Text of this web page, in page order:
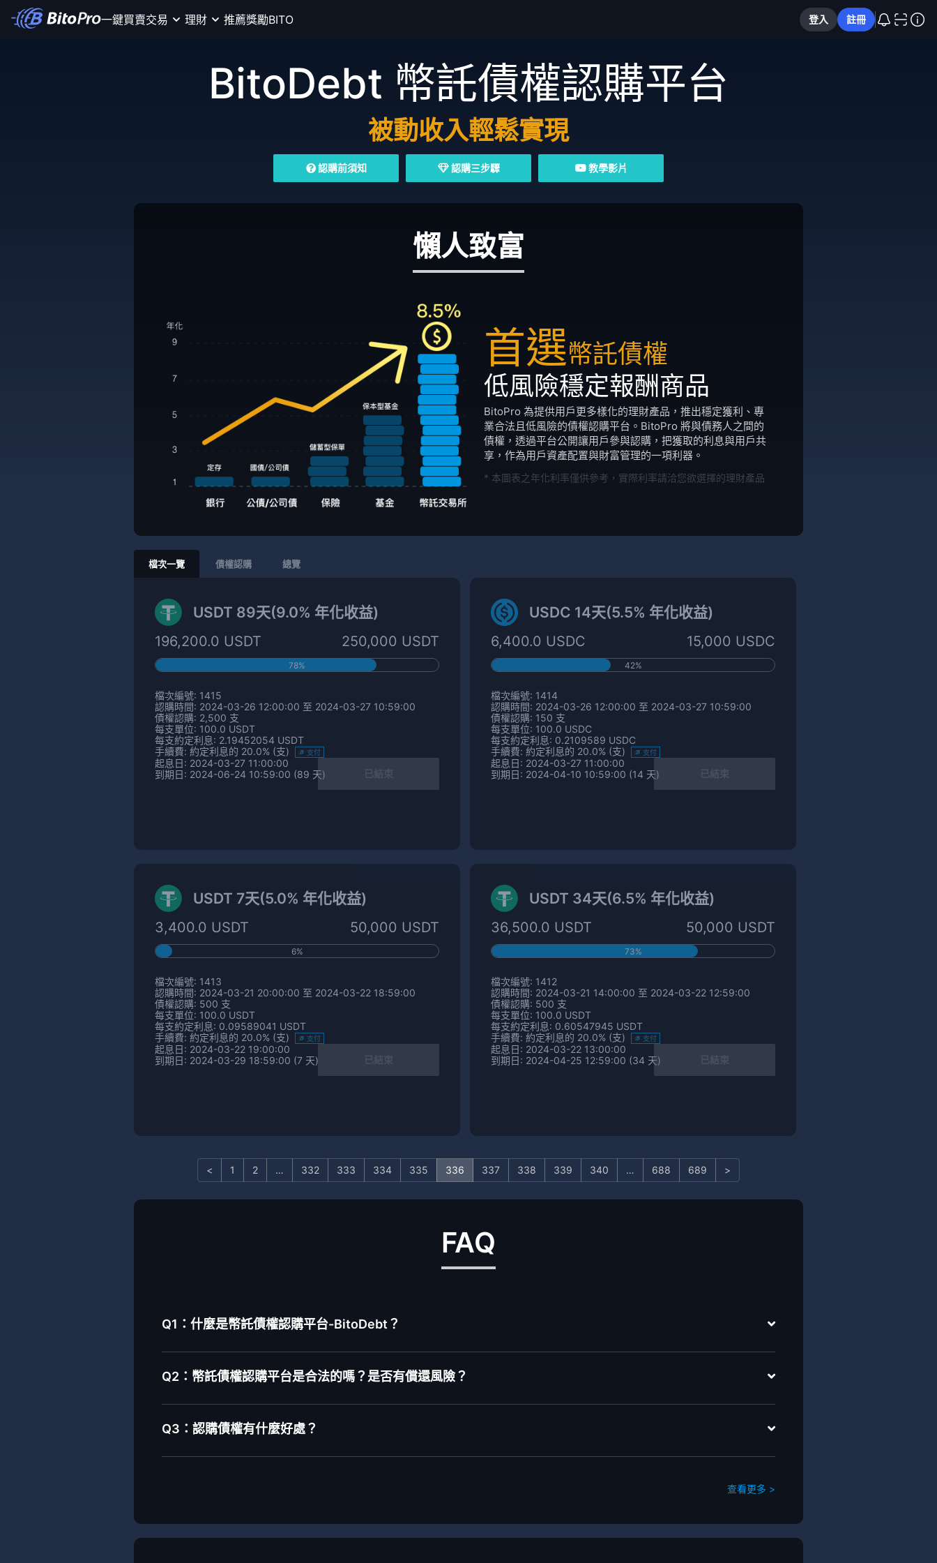
一鍵買賣交易 理財 推薦獎勵BITO 登入 註冊
BitoDebt 幣託債權認購平台
被動收入輕鬆實現
認購前須知 認購三步驟 教學影片
懶人致富
首選幣託債權
低風險穩定報酬商品
BitoPro 為提供用戶更多樣化的理財產品，推出穩定獲利、專
業合法且低風險的債權認購平台。BitoPro 將與債務人之間的
債權，透過平台公開讓用戶參與認購，把獲取的利息與用戶共
享，作為用戶資產配置與財富管理的一項利器。
* 本圖表之年化利率僅供參考，實際利率請洽您欲選擇的理財產品
檔次一覽 債權認購 總覽
USDT 89天(9.0% 年化收益)
196,200.0 USDT 250,000 USDT
78%
檔次編號: 1415
認購時間: 2024-03-26 12:00:00 至 2024-03-27 10:59:00
債權認購: 2,500 支
每支單位: 100.0 USDT
每支約定利息: 2.19452054 USDT
手續費: 約定利息的 20.0% (支)
支付
起息日: 2024-03-27 11:00:00
到期日: 2024-06-24 10:59:00 (89 天)
USDC 14天(5.5% 年化收益)
6,400.0 USDC 15,000 USDC
42%
檔次編號: 1414
認購時間: 2024-03-26 12:00:00 至 2024-03-27 10:59:00
債權認購: 150 支
每支單位: 100.0 USDC
每支約定利息: 0.2109589 USDC
手續費: 約定利息的 20.0% (支)
支付
起息日: 2024-03-27 11:00:00
到期日: 2024-04-10 10:59:00 (14 天)
USDT 7天(5.0% 年化收益)
3,400.0 USDT 50,000 USDT
6%
檔次編號: 1413
認購時間: 2024-03-21 20:00:00 至 2024-03-22 18:59:00
債權認購: 500 支
每支單位: 100.0 USDT
每支約定利息: 0.09589041 USDT
手續費: 約定利息的 20.0% (支)
支付
起息日: 2024-03-22 19:00:00
到期日: 2024-03-29 18:59:00 (7 天)
USDT 34天(6.5% 年化收益)
36,500.0 USDT 50,000 USDT
73%
檔次編號: 1412
認購時間: 2024-03-21 14:00:00 至 2024-03-22 12:59:00
債權認購: 500 支
每支單位: 100.0 USDT
每支約定利息: 0.60547945 USDT
手續費: 約定利息的 20.0% (支)
支付
起息日: 2024-03-22 13:00:00
到期日: 2024-04-25 12:59:00 (34 天)
< 1 2 … 332 333 334 335 336 337 338 339 340 … 688 689 >
FAQ
Q1：什麼是幣託債權認購平台-BitoDebt？
Q2：幣託債權認購平台是合法的嗎？是否有償還風險？
Q3：認購債權有什麼好處？
查看更多 >